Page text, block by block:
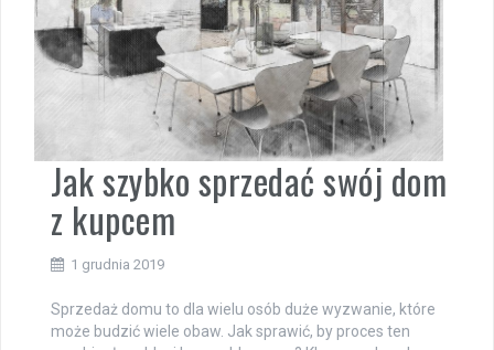
Jak szybko sprzedać swój dom
z kupcem
1 grudnia 2019
Sprzedaż domu to dla wielu osób duże wyzwanie, które
może budzić wiele obaw. Jak sprawić, by proces ten